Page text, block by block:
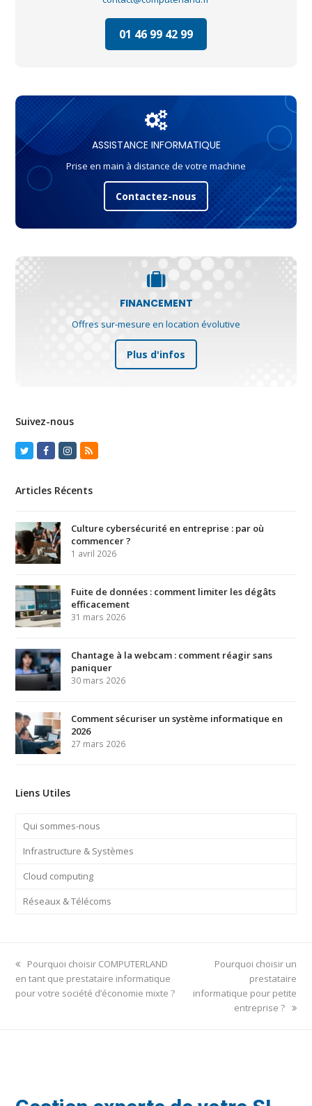
01 46 99 42 99
ASSISTANCE INFORMATIQUE
Prise en main à distance de votre machine
Contactez-nous
FINANCEMENT
Offres sur-mesure en location évolutive
Plus d'infos
Suivez-nous
TwitterFacebook
Instagram
RSS
Articles Récents
Culture cybersécurité en entreprise : par où
commencer ?
1 avril 2026
Fuite de données : comment limiter les dégâts
efficacement
31 mars 2026
Chantage à la webcam : comment réagir sans
paniquer
30 mars 2026
Comment sécuriser un système informatique en
2026
27 mars 2026
Liens Utiles
Qui sommes-nous
Infrastructure & Systèmes
Cloud computing
Réseaux & Télécoms
previous
post:
Pourquoi choisir COMPUTERLAND
en tant que prestataire informatique
pour votre société d’économie mixte ?
next
Pourquoi choisir un
prestataire
informatique pour petite
entreprise ?